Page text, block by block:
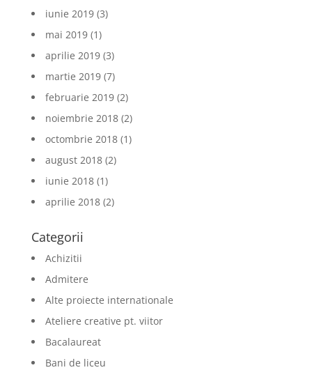
iunie 2019(3)
mai 2019(1)
aprilie 2019(3)
martie 2019(7)
februarie 2019(2)
noiembrie 2018(2)
octombrie 2018(1)
august 2018(2)
iunie 2018(1)
aprilie 2018(2)
Categorii
Achizitii
Admitere
Alte proiecte internationale
Ateliere creative pt. viitor
Bacalaureat
Bani de liceu